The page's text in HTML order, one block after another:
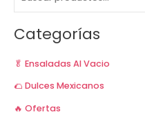
c
a
p
Categorías
🥬 Ensaladas Al Vacio
🌮 Dulces Mexicanos
🔥 Ofertas